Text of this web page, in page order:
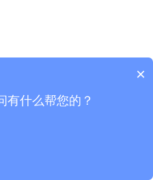
×
有什么帮您的？
询